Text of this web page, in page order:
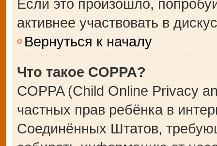
Если это произошло,
активнее участвовать в
Вернуться к началу
Что такое COPPA?
COPPA (Child Online Privacy
частных прав ребёнка в
Соединённых Штатов,